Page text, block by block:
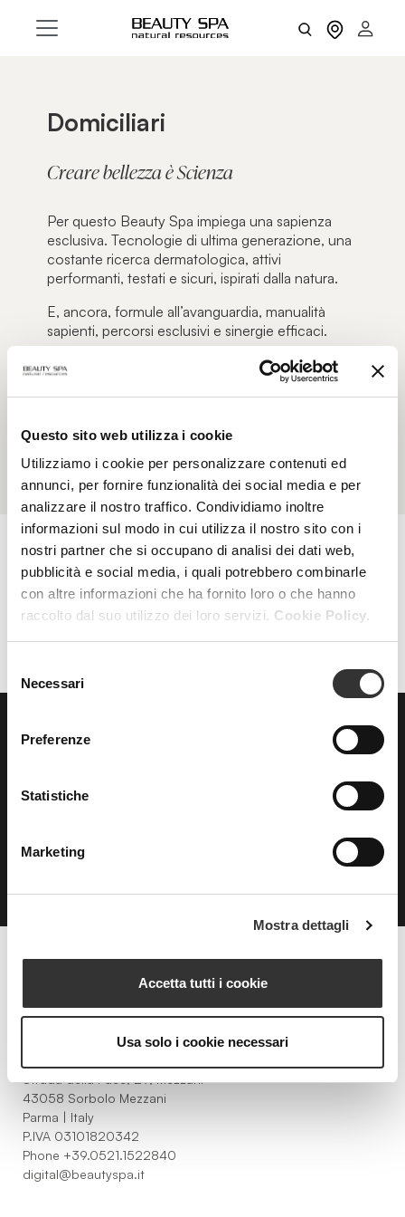
Questo sito web utilizza i cookie
Utilizziamo i cookie per personalizzare contenuti ed
annunci, per fornire funzionalità dei social media e per
analizzare il nostro traffico. Condividiamo inoltre
informazioni sul modo in cui utilizza il nostro sito con i
nostri partner che si occupano di analisi dei dati web,
pubblicità e social media, i quali potrebbero combinarle
con altre informazioni che ha fornito loro o che hanno
raccolto dal suo utilizzo dei loro servizi. Cookie Policy.
delNecessari
Preferenze
Statistiche
Marketing
Mostra dettagli
Accetta tutti i cookie
Usa solo i cookie necessari
Domiciliari
Creare bellezza è Scienza
Per questo Beauty Spa impiega una sapienza
esclusiva. Tecnologie di ultima generazione, una
costante ricerca dermatologica, attivi
performanti, testati e sicuri, ispirati dalla natura.
E, ancora, formule all’avanguardia, manualità
sapienti, percorsi esclusivi e sinergie efficaci.
Per il viso e per il corpo, Beauty Spa interpreta e
anticipa i trend e i bisogni del mercato, offrendo
risposte innovative basate sul rigore scientifico.
Ispirata dalla natura, guidata dalla scienza.
FILTRI AZZERA FILTRI
NEWSLETTER
Beauty Spa è un marchio
Strada della Pace, 29, Mezzani
43058 Sorbolo Mezzani
Parma | Italy
P.IVA 03101820342
Phone +39.0521.1522840
digital@beautyspa.it